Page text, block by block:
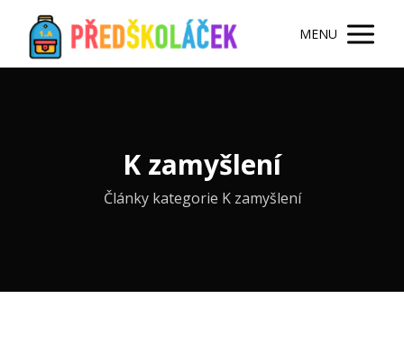
MENU
K zamyšlení
Články kategorie K zamyšlení